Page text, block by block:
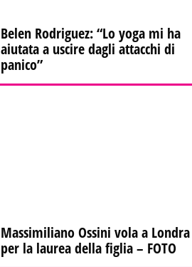
Belen Rodriguez: “Lo yoga mi ha
aiutata a uscire dagli attacchi di
panico”
Massimiliano Ossini vola a Londra
per la laurea della figlia – FOTO